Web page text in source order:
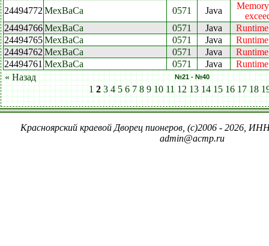
24494772 МехВаСа 0571 Java
24494766МехВаСа 0571 Java
24494765МехВаСа 0571 Java
24494762 МехВаСа 0571 Java
24494761 МехВаСа 0571 Java
« Назад
№21 - №40
1 2 3 4 5 6 7 8 9 10 11 12 13 14 15 16 17 18
Красноярский краевой Дворец пионеров, (c)2006 - 2026,
admin@acmp.ru